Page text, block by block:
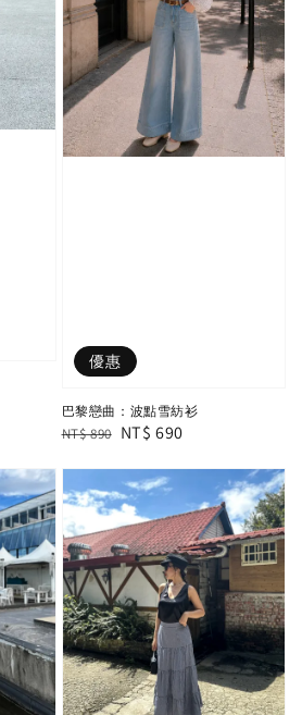
優惠
巴黎戀曲：波點雪紡衫
Regular
NT$ 890 Sale
NT$ 690